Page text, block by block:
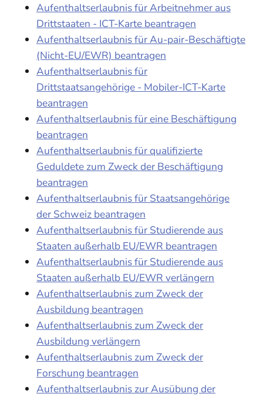
Aufenthaltserlaubnis für Arbeitnehmer aus
Drittstaaten - ICT-Karte beantragen
Aufenthaltserlaubnis für Au-pair-Beschäftigte
(Nicht-EU/EWR) beantragen
Aufenthaltserlaubnis für
Drittstaatsangehörige - Mobiler-ICT-Karte
beantragen
Aufenthaltserlaubnis für eine Beschäftigung
beantragen
Aufenthaltserlaubnis für qualifizierte
Geduldete zum Zweck der Beschäftigung
beantragen
Aufenthaltserlaubnis für Staatsangehörige
der Schweiz beantragen
Aufenthaltserlaubnis für Studierende aus
Staaten außerhalb EU/EWR beantragen
Aufenthaltserlaubnis für Studierende aus
Staaten außerhalb EU/EWR verlängern
Aufenthaltserlaubnis zum Zweck der
Ausbildung beantragen
Aufenthaltserlaubnis zum Zweck der
Ausbildung verlängern
Aufenthaltserlaubnis zum Zweck der
Forschung beantragen
Aufenthaltserlaubnis zur Ausübung der